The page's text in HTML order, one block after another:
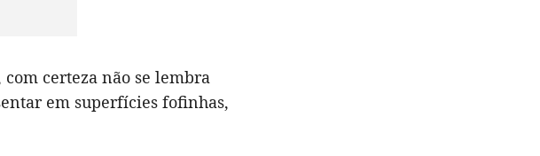
certeza não se lembra
em superfícies fofinhas,